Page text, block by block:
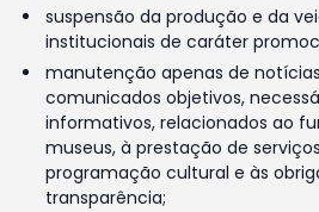
suspensão da produção e da
institucionais de caráter
manutenção apenas de
comunicados objetivos,
informativos, relacionados ao
museus, à prestação de
programação cultural e às
transparência;